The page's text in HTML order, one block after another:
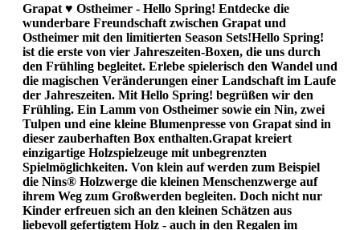
Grapat ♥ Ostheimer - Hello Spring! Entdecke die
wunderbare Freundschaft zwischen Grapat und
Ostheimer mit den limitierten Season Sets!Hello Spring!
ist die erste von vier Jahreszeiten-Boxen, die uns durch
den Frühling begleitet. Erlebe spielerisch den Wandel und
die magischen Veränderungen einer Landschaft im Laufe
der Jahreszeiten. Mit Hello Spring! begrüßen wir den
Frühling. Ein Lamm von Ostheimer sowie ein Nin, zwei
Tulpen und eine kleine Blumenpresse von Grapat sind in
dieser zauberhaften Box enthalten.Grapat kreiert
einzigartige Holzspielzeuge mit unbegrenzten
Spielmöglichkeiten. Von klein auf werden zum Beispiel
die Nins® Holzwerge die kleinen Menschenzwerge auf
ihrem Weg zum Großwerden begleiten. Doch nicht nur
Kinder erfreuen sich an den kleinen Schätzen aus
liebevoll gefertigtem Holz - auch in den Regalen im